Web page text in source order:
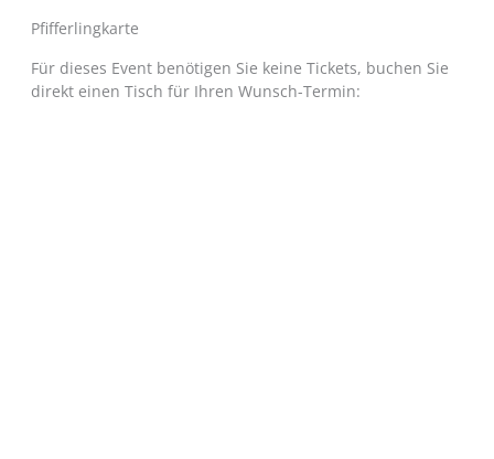
Pfifferlingkarte
Für dieses Event benötigen Sie keine Tickets, buchen Sie
direkt einen Tisch für Ihren Wunsch-Termin: